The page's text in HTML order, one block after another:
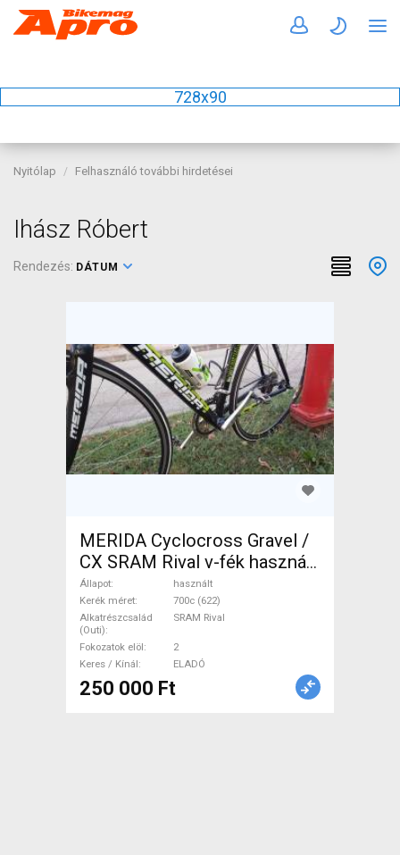
728x90
Nyitólap Felhasználó további hirdetései
Ihász Róbert
Rendezés: DÁTUM
MERIDA Cyclocross Gravel /
CX SRAM Rival v-fék használt
ELADÓ
Állapot
használt
Kerék méret
700c (622)
Alkatrészcsalád
(Outi)
SRAM Rival
Fokozatok elöl
2
Keres / Kínál
ELADÓ
250 000 Ft